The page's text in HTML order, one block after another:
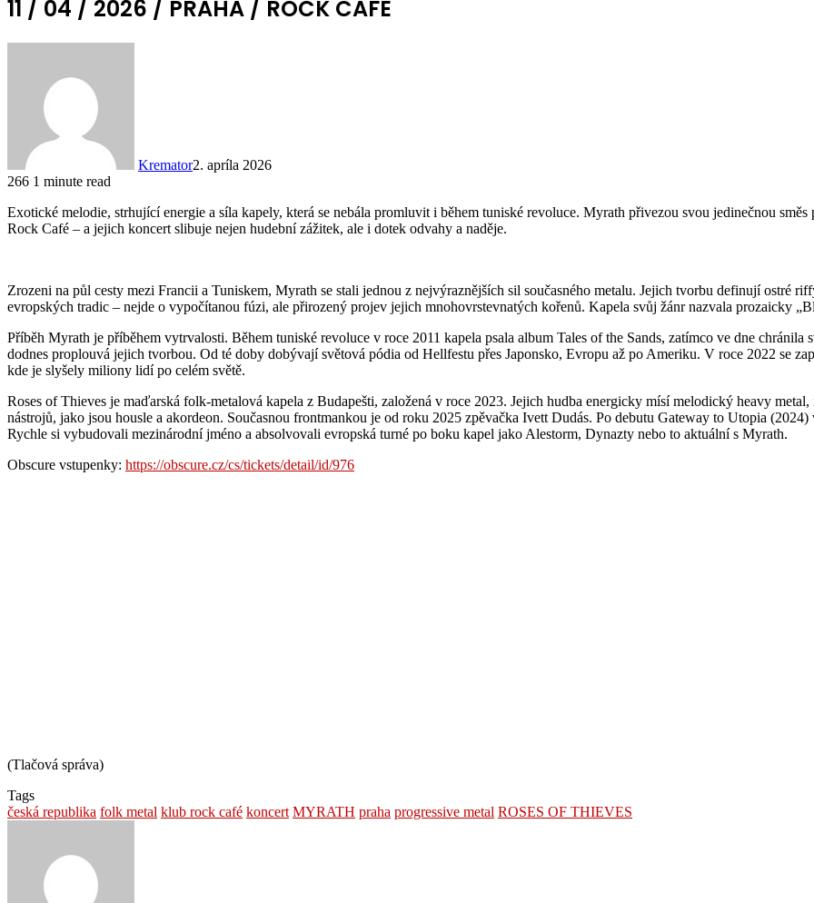
11 / 04 / 2026 / PRAHA / ROCK CAFÉ
Kremator2. apríla 2026
266 1 minute read
Exotické melodie, strhující energie a síla kapely, která se nebála promluvit i během tuniské revoluce. Myrath přivezou svou jedinečnou
Rock Café – a jejich koncert slibuje nejen hudební zážitek, ale i dotek odvahy a naděje.
Zrozeni na půl cesty mezi Francii a Tuniskem, Myrath se stali jednou z nejvýraznějších sil současného metalu. Jejich tvorbu definují ostré
evropských tradic – nejde o vypočítanou fúzi, ale přirozený projev jejich mnohovrstevnatých kořenů. Kapela svůj žánr nazvala prozaicky
Příběh Myrath je příběhem vytrvalosti. Během tuniské revoluce v roce 2011 kapela psala album Tales of the Sands, zatímco ve dne
dodnes proplouvá jejich tvorbou. Od té doby dobývají světová pódia od Hellfestu přes Japonsko, Evropu až po Ameriku. V roce 2022 se
kde je slyšely miliony lidí po celém světě.
Roses of Thieves je maďarská folk-metalová kapela z Budapešti, založená v roce 2023. Jejich hudba energicky mísí melodický heavy
nástrojů, jako jsou housle a akordeon. Současnou frontmankou je od roku 2025 zpěvačka Ivett Dudás. Po debutu Gateway to Utopia
Rychle si vybudovali mezinárodní jméno a absolvovali evropská turné po boku kapel jako Alestorm, Dynazty nebo to aktuální s Myrath.
Obscure vstupenky: https://obscure.cz/cs/tickets/detail/id/976
(Tlačová správa)
Tags
česká republika folk metal klub rock café koncert MYRATH praha progressive metal ROSES OF THIEVES